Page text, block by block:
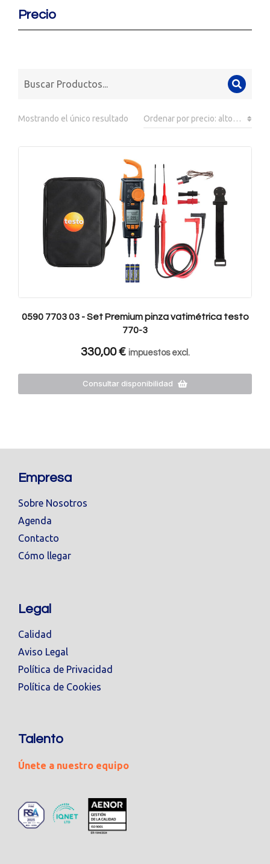
Precio
Mostrando el único resultado
0590 7703 03 - Set Premium pinza vatimétrica testo
770-3
330,00€ impuestos excl.
Consultar disponibilidad
Empresa
Sobre Nosotros
Agenda
Contacto
Cómo llegar
Legal
Calidad
Aviso Legal
Política de Privacidad
Política de Cookies
Talento
Únete a nuestro equipo